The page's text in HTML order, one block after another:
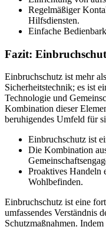
Regelmäßiger
Hilfsdiensten.
Einfache
Fazit:
Einbruchschutz ist mehr
Sicherheitstechnik; es ist
Technologie und
Kombination dieser
beruhigendes Umfeld für
Einbruchschutz ist
Die Kombination
Proaktives Handeln
Wohlbefinden.
Einbruchschutz ist eine
umfassendes Verständnis
Schutzmaßnahmen.